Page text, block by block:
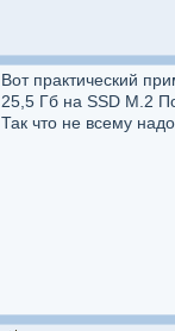
Вот практический
25,5 Гб на SSD M.2
Так что не всему